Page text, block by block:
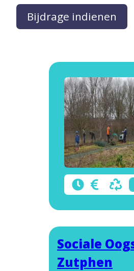
Bijdrage indienen
Sociale
Zutphen